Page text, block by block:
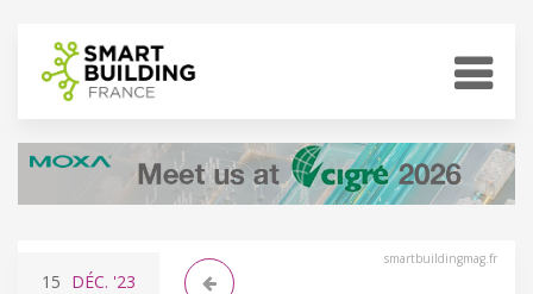
smartbuildingmag.fr
15 DÉC. '23